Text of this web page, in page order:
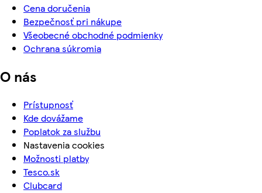
Cena doručenia
Bezpečnosť pri nákupe
Všeobecné obchodné podmienky
Ochrana súkromia
O nás
Prístupnosť
Kde dovážame
Poplatok za službu
Nastavenia cookies
Možnosti platby
Tesco.sk
Clubcard